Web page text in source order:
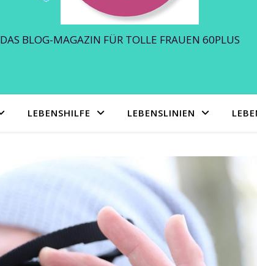
DAS BLOG-MAGAZIN FÜR TOLLE FRAUEN 60PLUS
LEBENSHILFE LEBENSLINIEN